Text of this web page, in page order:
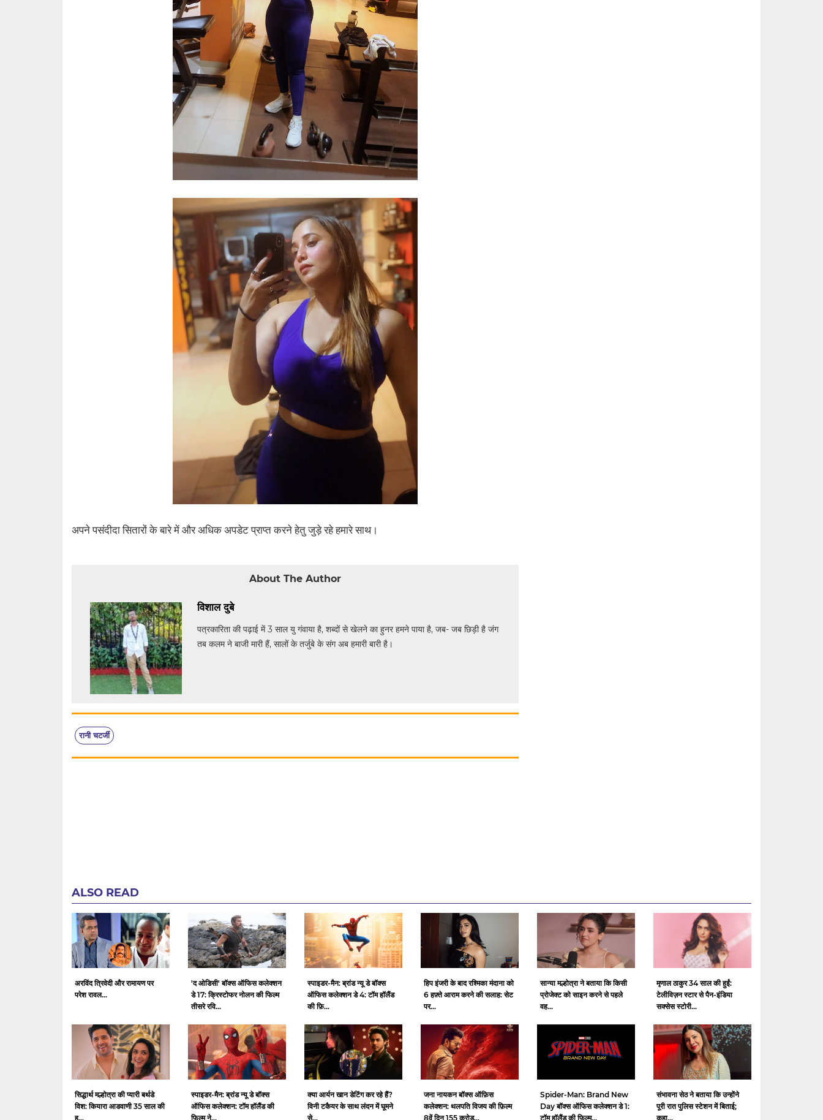
अपने पसंदीदा सितारों के बारे में और अधिक अपडेट प्राप्त करने हेतु जुड़े रहे हमारे साथ।
About The Author
विशाल दुबे
पत्रकारिता की पढ़ाई में 3 साल यु गंवाया है, शब्दों से खेलने का हुनर हमने पाया है, जब- जब छिड़ी है जंग
तब कलम ने बाजी मारी हैं, सालों के तर्जुबे के संग अब हमारी बारी है।
रानी चटर्जी
ALSO READ
अरविंद त्रिवेदी और रामायण पर
परेश रावल...
'द ओडिसी' बॉक्स ऑफिस कलेक्शन
डे 17: क्रिस्टोफर नोलन की फिल्म
तीसरे रवि...
स्पाइडर-मैन: ब्रांड न्यू डे बॉक्स
ऑफिस कलेक्शन डे 4: टॉम हॉलैंड
की फ़ि...
हिप इंजरी के बाद रश्मिका मंदाना को
6 हफ़्ते आराम करने की सलाह: सेट
पर...
सान्या मल्होत्रा ​​ने बताया कि किसी
प्रोजेक्ट को साइन करने से पहले
वह...
मृणाल ठाकुर 34 साल की हुईं:
टेलीविज़न स्टार से पैन-इंडिया
सक्सेस स्टोरी...
सिद्धार्थ मल्होत्रा ​​की प्यारी बर्थडे
विश: कियारा आडवाणी 35 साल की
हु...
स्पाइडर-मैन: ब्रांड न्यू डे बॉक्स
ऑफिस कलेक्शन: टॉम हॉलैंड की
फिल्म ने...
क्या आर्यन खान डेटिंग कर रहे हैं?
विनी टकैयर के साथ लंदन में घूमने
से...
जना नायकन बॉक्स ऑफ़िस
कलेक्शन: थलपति विजय की फ़िल्म
8वें दिन 155 करोड़...
Spider-Man: Brand New
Day बॉक्स ऑफिस कलेक्शन डे 1:
टॉम हॉलैंड की फिल्म...
संभावना सेठ ने बताया कि उन्होंने
पूरी रात पुलिस स्टेशन में बिताई;
कहा...